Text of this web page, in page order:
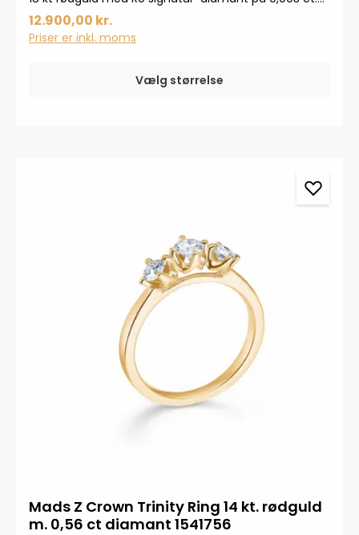
TW.VS.Fatningen måler 9 x 5,40 mm.
12.900,00 kr.
Priser er inkl. moms
Vælg størrelse
Mads Z Crown Trinity Ring 14 kt. rødguld
m. 0,56 ct diamant 1541756